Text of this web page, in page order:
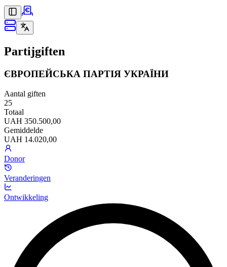
Partijgiften
ЄВРОПЕЙСЬКА ПАРТІЯ УКРАЇНИ
Aantal giften
25
Totaal
UAH 350.500,00
Gemiddelde
UAH 14.020,00
Donor
Veranderingen
Ontwikkeling